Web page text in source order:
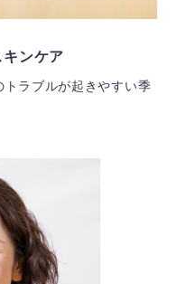
ンケア
ラブルが起きやすい季